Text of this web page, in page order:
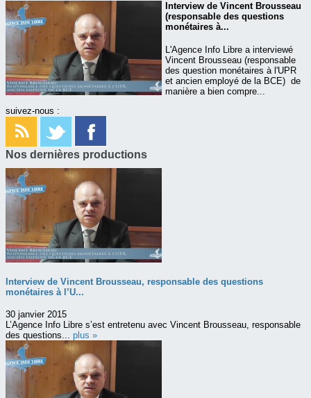
Interview de Vincent Brousseau
(responsable des questions
monétaires à...
L'Agence Info Libre a interviewé
Vincent Brousseau (responsable
des question monétaires à l'UPR
et ancien employé de la BCE) de
manière a bien compre...
suivez-nous :
Nos dernières productions
Interview de Vincent Brousseau, responsable des questions
monétaires à l’U...
30 janvier 2015
L’Agence Info Libre s’est entretenu avec Vincent Brousseau, responsable
des questions... plus »